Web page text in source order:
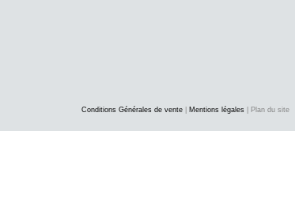
Conditions Générales de vente Mentions légales | Plan du site